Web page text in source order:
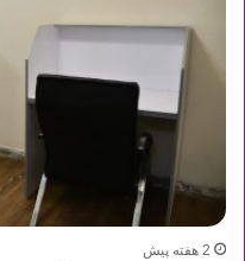
2 هفته پیش